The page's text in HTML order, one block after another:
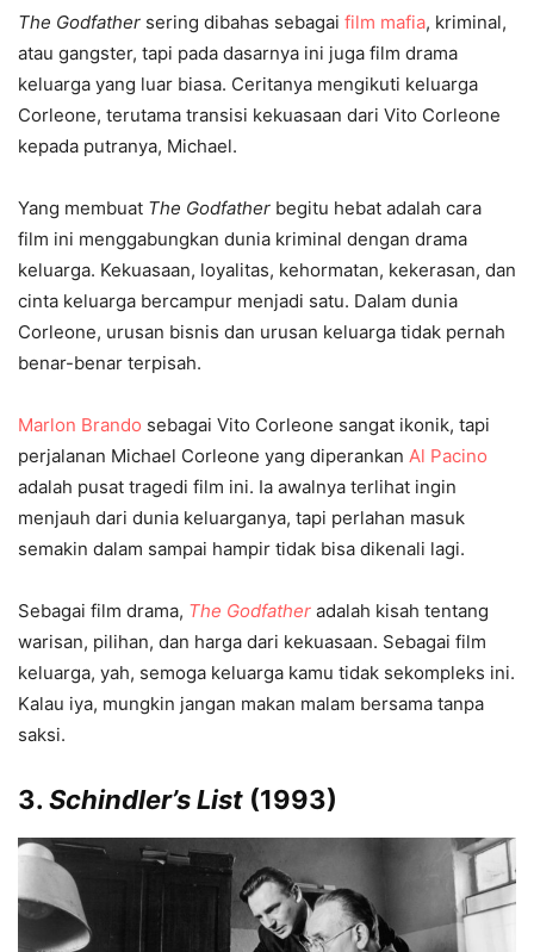
The Godfather sering dibahas sebagai film mafia, kriminal,
atau gangster, tapi pada dasarnya ini juga film drama
keluarga yang luar biasa. Ceritanya mengikuti keluarga
Corleone, terutama transisi kekuasaan dari Vito Corleone
kepada putranya, Michael.
Yang membuat The Godfather begitu hebat adalah cara
film ini menggabungkan dunia kriminal dengan drama
keluarga. Kekuasaan, loyalitas, kehormatan, kekerasan, dan
cinta keluarga bercampur menjadi satu. Dalam dunia
Corleone, urusan bisnis dan urusan keluarga tidak pernah
benar-benar terpisah.
Marlon Brando sebagai Vito Corleone sangat ikonik, tapi
perjalanan Michael Corleone yang diperankan Al Pacino
adalah pusat tragedi film ini. Ia awalnya terlihat ingin
menjauh dari dunia keluarganya, tapi perlahan masuk
semakin dalam sampai hampir tidak bisa dikenali lagi.
Sebagai film drama, The Godfather adalah kisah tentang
warisan, pilihan, dan harga dari kekuasaan. Sebagai film
keluarga, yah, semoga keluarga kamu tidak sekompleks ini.
Kalau iya, mungkin jangan makan malam bersama tanpa
saksi.
3. Schindler’s List (1993)